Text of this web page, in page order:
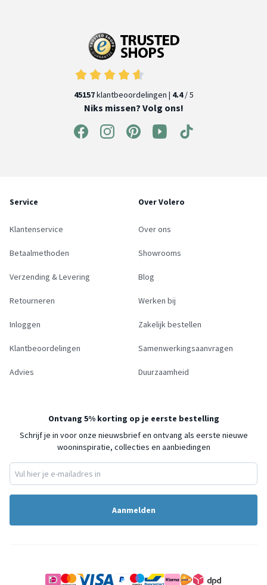
45157klantbeoordelingen | 4.4/ 5
Niks missen? Volg ons!
Service
Klantenservice
Betaalmethoden
Verzending & Levering
Retourneren
Inloggen
Klantbeoordelingen
Advies
Over Volero
Over ons
Showrooms
Blog
Werken bij
Zakelijk bestellen
Samenwerkingsaanvragen
Duurzaamheid
Ontvang 5% korting op je eerste bestelling
Schrijf je in voor onze nieuwsbrief en ontvang als eerste nieuwe
wooninspiratie, collecties en aanbiedingen
Aanmelden